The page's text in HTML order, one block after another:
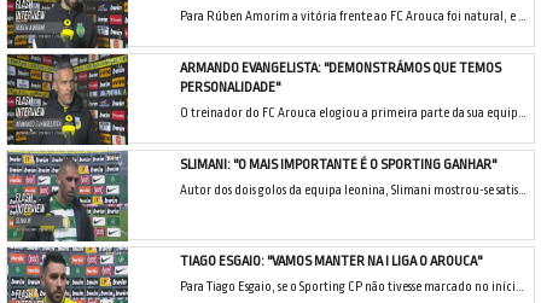
Para Rúben Amorim a vitória frente ao FC Arouca foi natural, e foi importante regressar aos triunfos depois do resultado da jornada anterior.
ARMANDO EVANGELISTA: "DEMONSTRÁMOS QUE TEMOS
PERSONALIDADE"
O treinador do FC Arouca elogiou a primeira parte da sua equipa, e apesar dos lances que permitiram ao Sporting CP chegar aos golos, Armando Evangelista considerou que a sua equipa foi muito digna.
SLIMANI: "O MAIS IMPORTANTE É O SPORTING GANHAR"
Autor dos dois golos da equipa leonina, Slimani mostrou-se satisfeito por marcar, mas para o argelino o mais importante é a equipa ganhar.
TIAGO ESGAIO: "VAMOS MANTER NA I LIGA O AROUCA"
Para Tiago Esgaio, se o Sporting CP não tivesse marcado no início da segunda parte, teriam ficado mais nervosos e o jogo ter-se-ia arrastado.